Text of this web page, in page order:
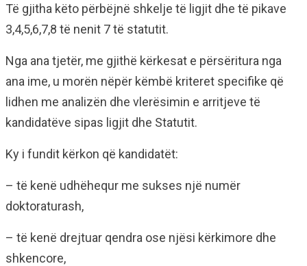
Të gjitha këto përbëjnë shkelje të ligjit dhe të pikave
3,4,5,6,7,8 të nenit 7 të statutit.
Nga ana tjetër, me gjithë kërkesat e përsëritura nga
ana ime, u morën nëpër këmbë kriteret specifike që
lidhen me analizën dhe vlerësimin e arritjeve të
kandidatëve sipas ligjit dhe Statutit.
Ky i fundit kërkon që kandidatët:
– të kenë udhëhequr me sukses një numër
doktoraturash,
– të kenë drejtuar qendra ose njësi kërkimore dhe
shkencore,